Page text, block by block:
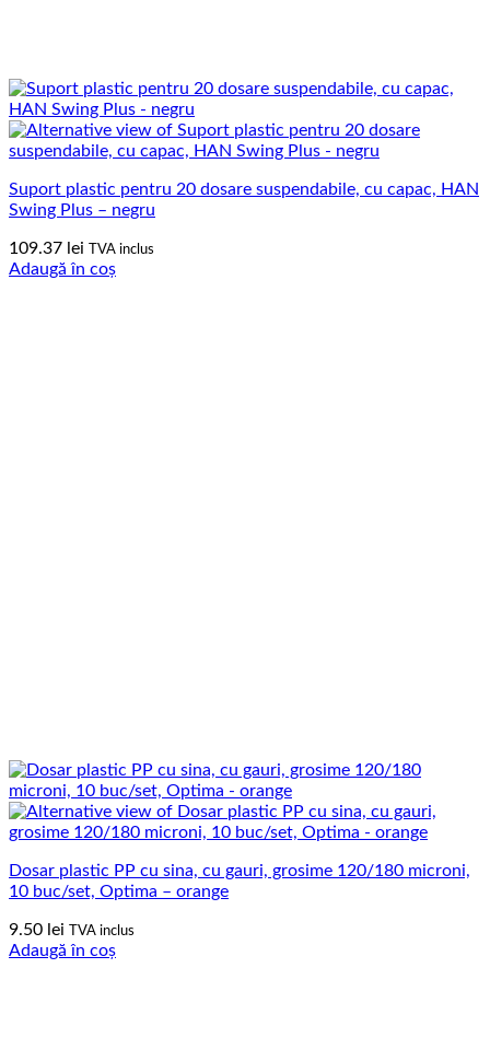
Suport plastic pentru 20 dosare suspendabile, cu capac, HAN
Swing Plus – negru
109.37 lei TVA inclus
Adaugă în coș
Dosar plastic PP cu sina, cu gauri, grosime 120/180 microni,
10 buc/set, Optima – orange
9.50 lei TVA inclus
Adaugă în coș